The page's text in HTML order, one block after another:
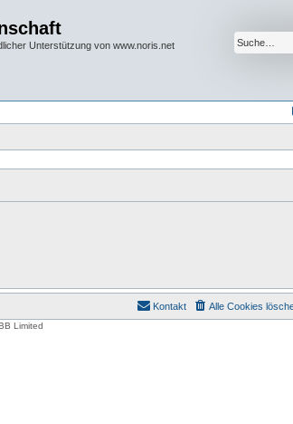
Unterstützung von www.noris.net
Alle Cookies
Kontakt
Limited